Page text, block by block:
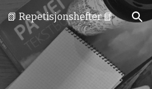
📗 Repetisjonshefter 📘